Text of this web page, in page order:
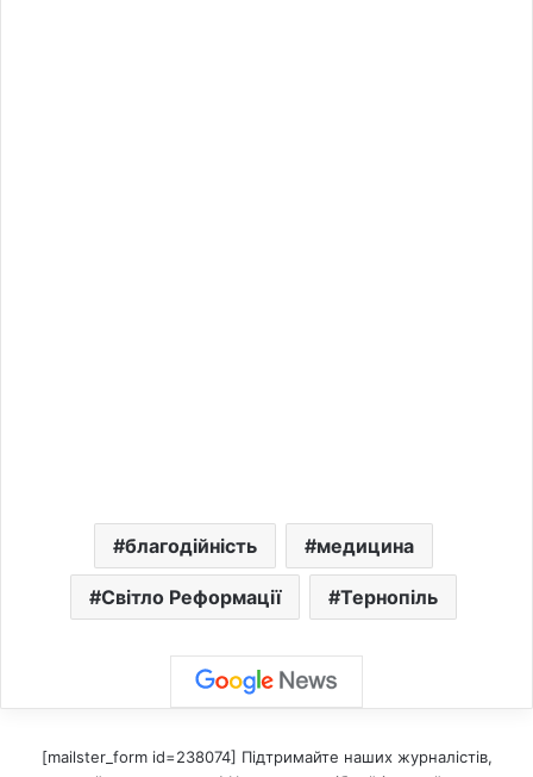
благодійність медицина
Світло Реформації Тернопіль
[mailster_form id=238074] Підтримайте наших журналістів,